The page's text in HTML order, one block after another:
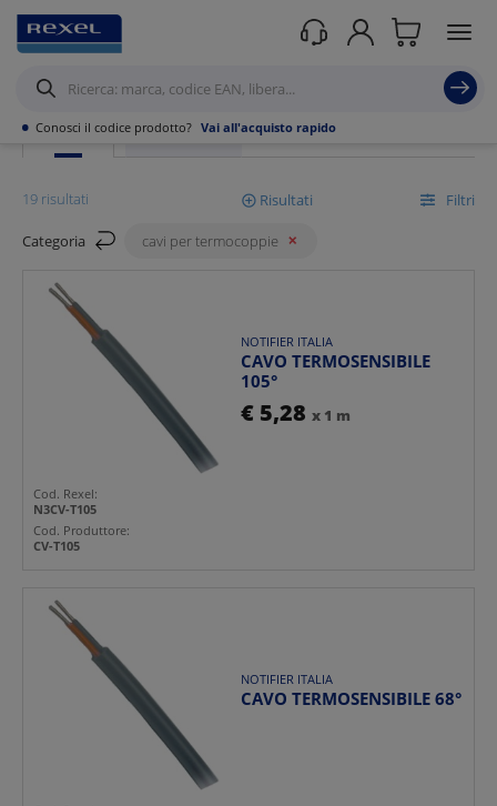
• Conosci il codice prodotto? Vai all'acquisto rapido
Rexel/ Prodotti /
Cavi per Termocoppie
PRODOTTI SCOPRI DI PIÙ
19 risultati Risultati Filtri
Mostra
Ordina per
Categoria cavi per termocoppie
NOTIFIER ITALIA
CAVO TERMOSENSIBILE
105°
€ 5,28 x 1 m
Cod. Rexel:
N3CV-T105
Cod. Produttore:
CV-T105
NOTIFIER ITALIA
CAVO TERMOSENSIBILE 68°